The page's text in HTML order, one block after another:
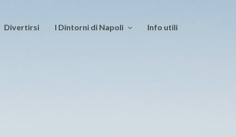
Divertirsi I Dintorni di Napoli Info utili